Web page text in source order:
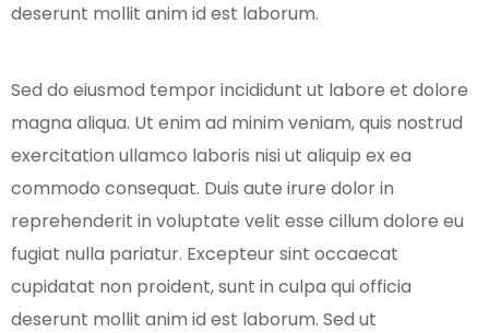
deserunt mollit anim id est laborum.
Sed do eiusmod tempor incididunt ut labore et dolore
magna aliqua. Ut enim ad minim veniam, quis nostrud
exercitation ullamco laboris nisi ut aliquip ex ea
commodo consequat. Duis aute irure dolor in
reprehenderit in voluptate velit esse cillum dolore eu
fugiat nulla pariatur. Excepteur sint occaecat
cupidatat non proident, sunt in culpa qui officia
deserunt mollit anim id est laborum. Sed ut